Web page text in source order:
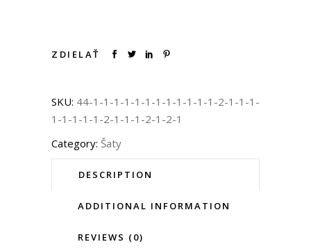
ZDIELAŤ
SKU: 44-1-1-1-1-1-1-1-1-1-1-1-1-2-1-1-1-
1-1-1-1-1-2-1-1-1-2-1-2-1
Category: Šaty
DESCRIPTION
ADDITIONAL INFORMATION
REVIEWS (0)